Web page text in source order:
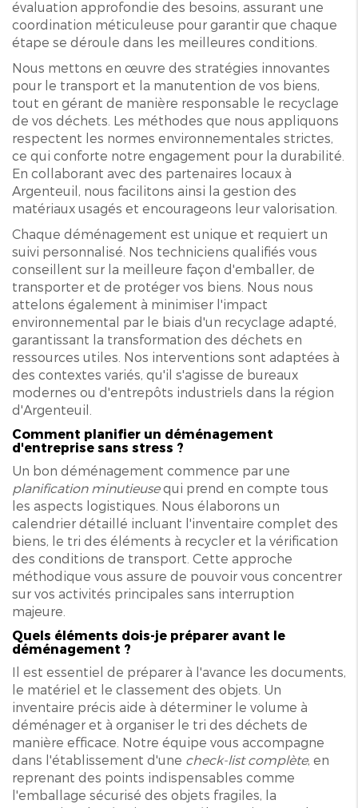
évaluation approfondie des besoins, assurant une
coordination méticuleuse pour garantir que chaque
étape se déroule dans les meilleures conditions.
Nous mettons en œuvre des stratégies innovantes
pour le transport et la manutention de vos biens,
tout en gérant de manière responsable le recyclage
de vos déchets. Les méthodes que nous appliquons
respectent les normes environnementales strictes,
ce qui conforte notre engagement pour la durabilité.
En collaborant avec des partenaires locaux à
Argenteuil, nous facilitons ainsi la gestion des
matériaux usagés et encourageons leur valorisation.
Chaque déménagement est unique et requiert un
suivi personnalisé. Nos techniciens qualifiés vous
conseillent sur la meilleure façon d'emballer, de
transporter et de protéger vos biens. Nous nous
attelons également à minimiser l'impact
environnemental par le biais d'un recyclage adapté,
garantissant la transformation des déchets en
ressources utiles. Nos interventions sont adaptées à
des contextes variés, qu'il s'agisse de bureaux
modernes ou d'entrepôts industriels dans la région
d'Argenteuil.
Comment planifier un déménagement
d'entreprise sans stress ?
Un bon déménagement commence par une
planification minutieusequi prend en compte tous
les aspects logistiques. Nous élaborons un
calendrier détaillé incluant l'inventaire complet des
biens, le tri des éléments à recycler et la vérification
des conditions de transport. Cette approche
méthodique vous assure de pouvoir vous concentrer
sur vos activités principales sans interruption
majeure.
Quels éléments dois-je préparer avant le
déménagement ?
Il est essentiel de préparer à l'avance les documents,
le matériel et le classement des objets. Un
inventaire précis aide à déterminer le volume à
déménager et à organiser le tri des déchets de
manière efficace. Notre équipe vous accompagne
dans l'établissement d'une check-list complète, en
reprenant des points indispensables comme
l'emballage sécurisé des objets fragiles, la